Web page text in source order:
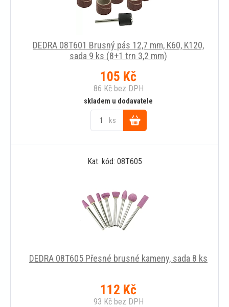
DEDRA 08T601 Brusný pás 12,7 mm, K60, K120,
sada 9 ks (8+1 trn 3,2 mm)
105 Kč
86 Kčbez DPH
skladem u dodavatele
ks
Do
košíku
Kat. kód: 08T605
DEDRA 08T605 Přesné brusné kameny, sada 8 ks
112 Kč
93 Kčbez DPH